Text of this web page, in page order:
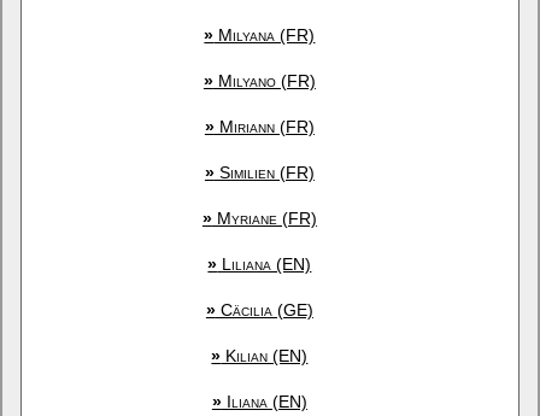
» Milyana (FR)
»Milyano (FR)
»Miriann (FR)
»Similien (FR)
»Myriane (FR)
» Liliana (EN)
»Cäcilia (GE)
» Kilian (EN)
»Iliana (EN)